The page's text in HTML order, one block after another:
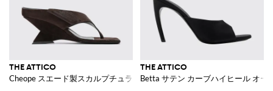
THE ATTICO
Cheope スエード製スカルプチュラルウェッジヒール トングミュール
THE ATTICO
Betta サテン カーブハイヒール オー